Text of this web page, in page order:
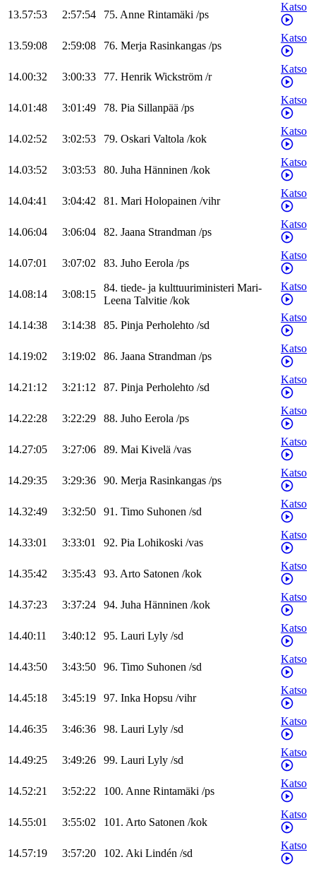
13.57:53 2:57:54 75. Anne Rintamäki /ps
Katso
13.59:08 2:59:08 76. Merja Rasinkangas /ps
Katso
14.00:32 3:00:33 77. Henrik Wickström /r
Katso
14.01:48 3:01:49 78. Pia Sillanpää /ps
Katso
14.02:52 3:02:53 79. Oskari Valtola /kok
Katso
14.03:52 3:03:53 80. Juha Hänninen /kok
Katso
14.04:41 3:04:42 81. Mari Holopainen /vihr
Katso
14.06:04 3:06:04 82. Jaana Strandman /ps
Katso
14.07:01 3:07:02 83. Juho Eerola /ps
Katso
14.08:14 3:08:15
84. tiede- ja kulttuuriministeri Mari-
Leena Talvitie /kok
Katso
14.14:38 3:14:38 85. Pinja Perholehto /sd
Katso
14.19:02 3:19:02 86. Jaana Strandman /ps
Katso
14.21:12 3:21:12 87. Pinja Perholehto /sd
Katso
14.22:28 3:22:29 88. Juho Eerola /ps
Katso
14.27:05 3:27:06 89. Mai Kivelä /vas
Katso
14.29:35 3:29:36 90. Merja Rasinkangas /ps
Katso
14.32:49 3:32:50 91. Timo Suhonen /sd
Katso
14.33:01 3:33:01 92. Pia Lohikoski /vas
Katso
14.35:42 3:35:43 93. Arto Satonen /kok
Katso
14.37:23 3:37:24 94. Juha Hänninen /kok
Katso
14.40:11 3:40:12 95. Lauri Lyly /sd
Katso
14.43:50 3:43:50 96. Timo Suhonen /sd
Katso
14.45:18 3:45:19 97. Inka Hopsu /vihr
Katso
14.46:35 3:46:36 98. Lauri Lyly /sd
Katso
14.49:25 3:49:26 99. Lauri Lyly /sd
Katso
14.52:21 3:52:22 100. Anne Rintamäki /ps
Katso
14.55:01 3:55:02 101. Arto Satonen /kok
Katso
14.57:19 3:57:20 102. Aki Lindén /sd
Katso